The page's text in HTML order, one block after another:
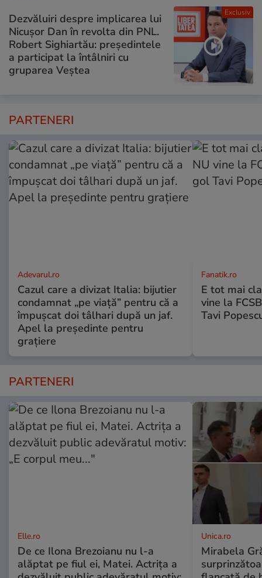
Exclusiv
Dezvăluiri despre implicarea lui
Nicușor Dan în revolta din PNL.
Robert Sighiartău: președintele
a participat la întâlniri cu
gruparea Veștea
PARTENERI
Adevarul.ro
Cazul care a divizat Italia: bijutier
condamnat „pe viață” pentru că a
împușcat doi tâlhari după un jaf.
Apel la președinte pentru
graţiere
Fanatik.ro
E tot mai
vine la
Tavi
PARTENERI
Elle.ro
De ce Ilona Brezoianu nu l-a
alăptat pe fiul ei, Matei. Actrița a
Unica.ro
Mirabela